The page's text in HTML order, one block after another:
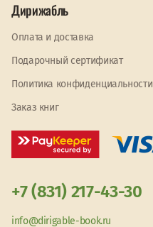
Дирижабль
Оплата и доставка
Подарочный сертификат
Политика конфиденциальности
Заказ книг
+7 (831) 217-43-30
info@dirigable-book.ru